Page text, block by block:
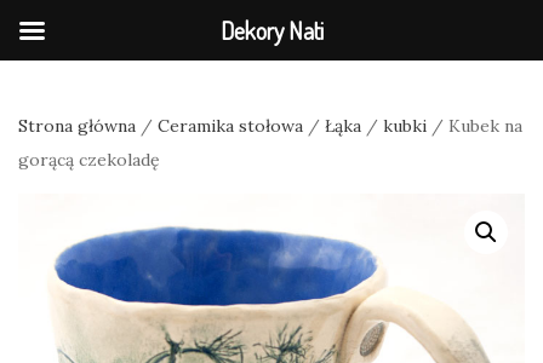
Strona główna / Ceramika stołowa / Łąka / kubki / Kubek na
gorącą czekoladę
Dekory Nati